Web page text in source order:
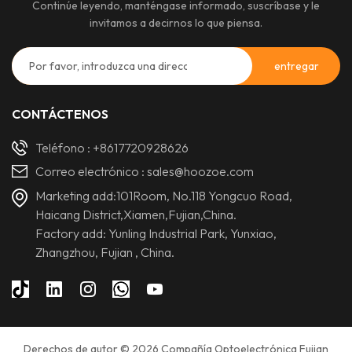
Continúe leyendo, manténgase informado, suscríbase y le
invitamos a decirnos lo que piensa.
CONTÁCTENOS
Teléfono : +8617720928626
Correo electrónico :sales@hoozoe.com
Marketing add:101Room, No.118 Yongcuo Road,
Haicang District,Xiamen,Fujian,China.
Factory add: Yunling Industrial Park, Yunxiao,
Zhangzhou, Fujian , China.
Derechos de autor © 2026 Compañía Optoelectrónica Fujian